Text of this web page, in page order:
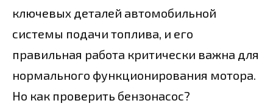
ключевых деталей автомобильной
системы подачи топлива, и его
правильная работа критически важна для
нормального функционирования мотора.
Но как проверить бензонасос?